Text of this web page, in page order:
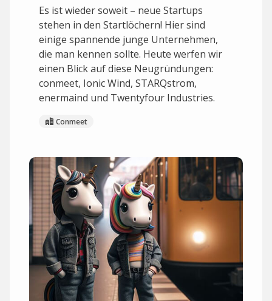
Es ist wieder soweit – neue Startups
stehen in den Startlöchern! Hier sind
einige spannende junge Unternehmen,
die man kennen sollte. Heute werfen wir
einen Blick auf diese Neugründungen:
conmeet, Ionic Wind, STARQstrom,
enermaind und Twentyfour Industries.
Conmeet